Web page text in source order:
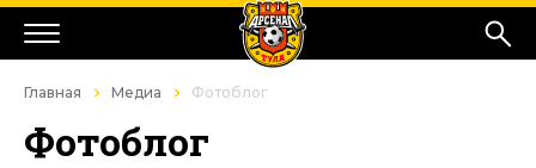
Главная Медиа Фотоблог
Фотоблог